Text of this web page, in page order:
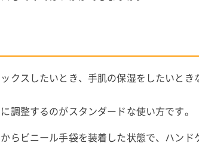
クスしたいとき、手肌の保湿をしたいとき
調整するのがスタンダードな使い方です。
らビニール手袋を装着した状態で、ハンド